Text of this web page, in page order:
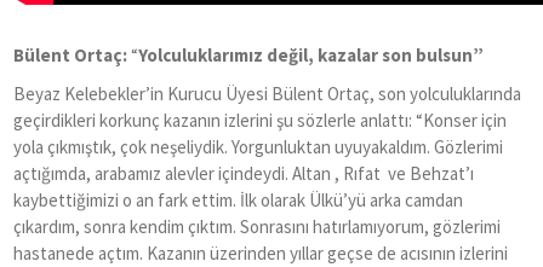
Bülent Ortaç:“Yolculuklarımız değil, kazalar son bulsun”
Beyaz Kelebekler’in Kurucu Üyesi Bülent Ortaç, son yolculuklarında
geçirdikleri korkunç kazanın izlerini şu sözlerle anlattı:“Konser için
yola çıkmıştık, çok neşeliydik. Yorgunluktan uyuyakaldım. Gözlerimi
açtığımda, arabamız alevler içindeydi. Altan , Rıfat ve Behzat’ı
kaybettiğimizi o an fark ettim. İlk olarak Ülkü’yü arka camdan
çıkardım, sonra kendim çıktım. Sonrasını hatırlamıyorum, gözlerimi
hastanede açtım. Kazanın üzerinden yıllar geçse de acısının izlerini